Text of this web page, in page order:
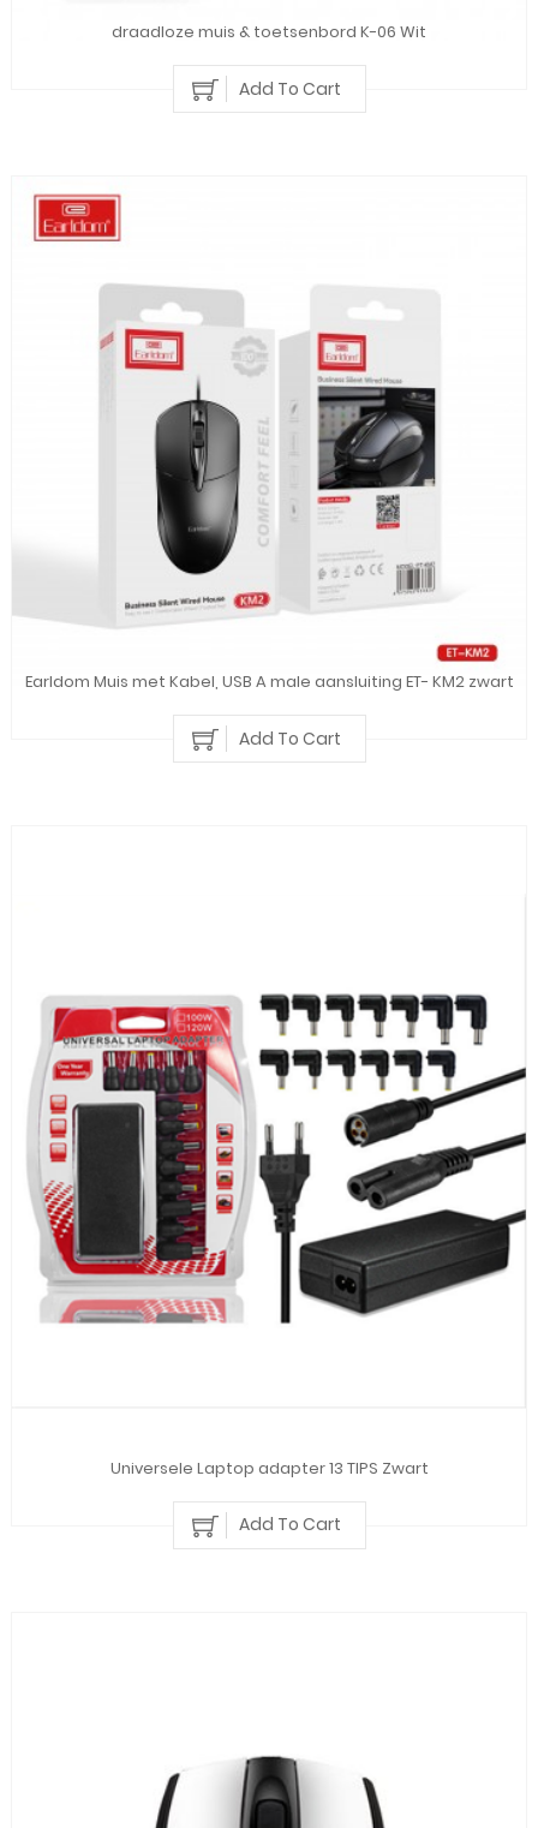
draadloze muis & toetsenbord K-06 Wit
Add To Cart
Earldom Muis met Kabel, USB A male aansluiting ET- KM2 zwart
Add To Cart
Universele Laptop adapter 13 TIPS Zwart
Add To Cart